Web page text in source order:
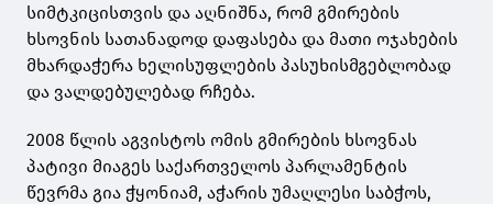
სიმტკიცისთვის და აღნიშნა, რომ გმირების
ხსოვნის სათანადოდ დაფასება და მათი ოჯახების
მხარდაჭერა ხელისუფლების პასუხისმგებლობად
და ვალდებულებად რჩება.
2008 წლის აგვისტოს ომის გმირების ხსოვნას
პატივი მიაგეს საქართველოს პარლამენტის
წევრმა გია ჭყონიამ, აჭარის უმაღლესი საბჭოს,